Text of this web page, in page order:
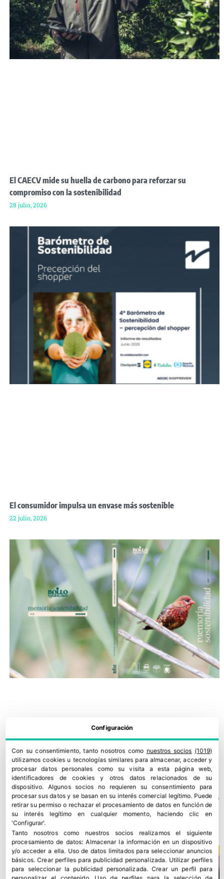
El CAECV mide su huella de carbono para reforzar su
compromiso con la sostenibilidad
28 julio, 2026
El consumidor impulsa un envase más sostenible
22 julio, 2026
Plan Social de Bollo: inclusión laboral, desarrollo comunitario y
promoción de hábitos saludables
13 julio, 2026
Configuración
Con su consentimiento, tanto nosotros como nuestros socios (1019)
utilizamos cookies u tecnologías similares para almacenar, acceder y
procesar datos personales como su visita a esta página web,
identificadores de cookies y otros datos relacionados de su
dispositivo. Algunos socios no requieren su consentimiento para
procesar sus datos y se basan en su interés comercial legítimo. Puede
retirar su permiso o rechazar el procesamiento de datos en función de
su interés legítimo en cualquier momento, haciendo clic en
'Configurar'.
Tanto nosotros como nuestros socios realizamos el siguiente
procesamiento de datos:Almacenar la información en un dispositivo
y/o acceder a ella. Uso de datos limitados para seleccionar anuncios
básicos.Crear perfiles para publicidad personalizada. Utilizar perfiles
para seleccionar la publicidad personalizada.Crear un perfil para